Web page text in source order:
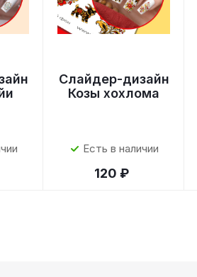
Слайдер-дизайн
Козы хохлома
Есть в наличии
120 ₽